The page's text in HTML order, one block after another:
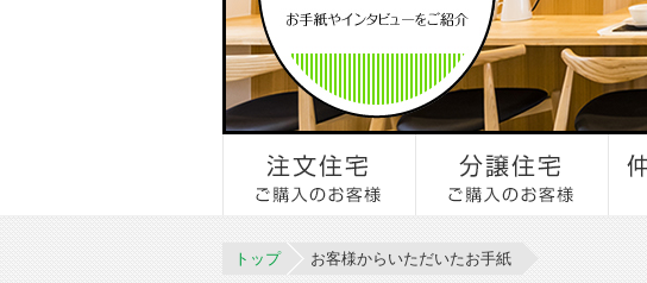
トップ お客様からいただいたお手紙